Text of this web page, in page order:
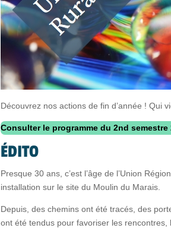
Découvrez nos actions de fin d’année ! Qui
Consulter le programme du 2nd semestre
ÉDITO
Presque 30 ans, c’est l’âge de l’Union
installation sur le site du Moulin du Marais.
Depuis, des chemins ont été tracés, des
ont été tendus pour favoriser les